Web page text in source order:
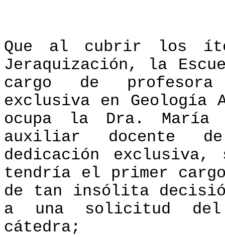
Que al cubrir los
Jeraquización, la
cargo de
exclusiva en Geología
ocupa la Dra.
auxiliar docente
dedicación
tendría el primer
de tan insólita
a una solicitud
cátedra;